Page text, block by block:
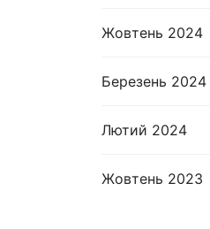
Жовтень 2024
Березень 2024
Лютий 2024
Жовтень 2023